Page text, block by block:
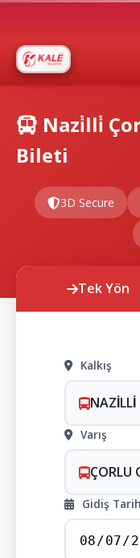
Nazi̇lli̇
Bileti
3D Secure
Tek Yön
Kalkış
NAZİLLİ
Varış
ÇORLU
Gidiş